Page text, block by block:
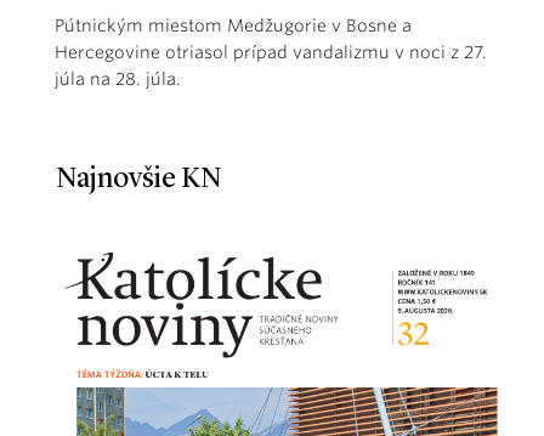
Pútnickým miestom Medžugorie v Bosne a
Hercegovine otriasol prípad vandalizmu v noci z 27.
júla na 28. júla.
Najnovšie KN